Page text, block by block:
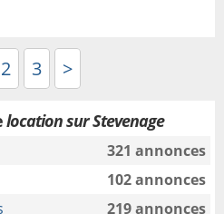
2 3 >
location sur Stevenage
321 annonces
102 annonces
219 annonces